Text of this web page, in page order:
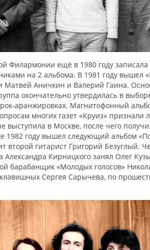
Филармонии ещё в 1980 году записала
на 2 альбома. В 1981 году вышел
Матвей Аничкин и Валерий Гаина.
окончательно утвердилась в
аранжировках. Магнитофонный
многих газет «Круиз» признали
выступила в Москве, после чего
1982 году вышел следующий альбом
второй гитарист Григорий Безуглый.
Александра Кирницкого занял Олег
барабанщик «Молодых голосов»
Сергея Сарычева, по